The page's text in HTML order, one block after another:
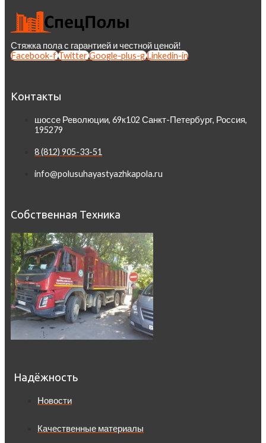
Стяжка пола с гарантией и честной ценой!
Facebook-fTwitterGoogle-plus-gLinkedin-in
Контакты
шоссе Революции, 69к102 Санкт-Петербург, Россия,
195279
8 (812) 905-33-51
info@polusuhayastyazhkapola.ru
Собственная Техника
Надёжность
Новости
Качественные материалы